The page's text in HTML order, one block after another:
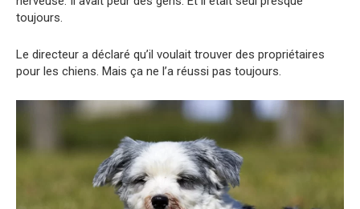
toujours.
Le directeur a déclaré qu’il voulait trouver des propriétaires
pour les chiens. Mais ça ne l’a réussi pas toujours.